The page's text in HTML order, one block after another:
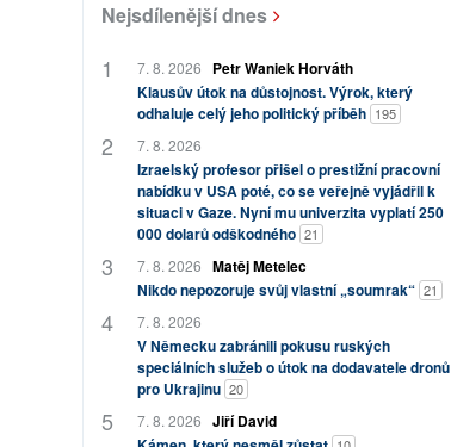
Nejsdílenější dnes
7. 8. 2026
Petr Waniek Horváth
Klausův útok na důstojnost. Výrok, který
odhaluje celý jeho politický příběh 195
7. 8. 2026
Izraelský profesor přišel o prestižní pracovní
nabídku v USA poté, co se veřejně vyjádřil k
situaci v Gaze. Nyní mu univerzita vyplatí 250
000 dolarů odškodného 21
7. 8. 2026 Matěj Metelec
Nikdo nepozoruje svůj vlastní „soumrak“ 21
7. 8. 2026
V Německu zabránili pokusu ruských
speciálních služeb o útok na dodavatele dronů
pro Ukrajinu 20
7. 8. 2026 Jiří David